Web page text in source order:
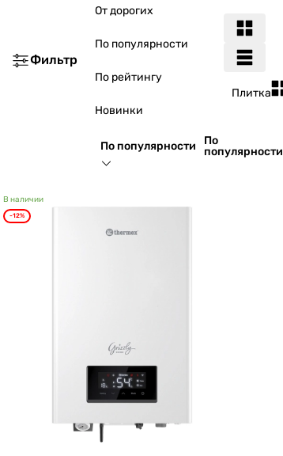
Фильтр
От дорогих
По популярности
По рейтингу
Новинки
По популярности
По
популярности
Плитка
В наличии
-12%